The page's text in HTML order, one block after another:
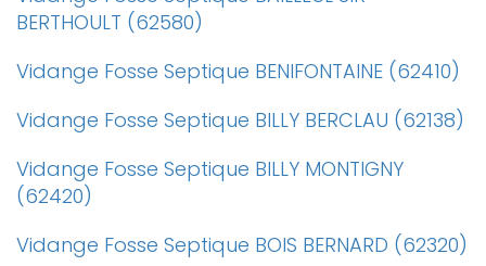
BERTHOULT (62580)
Vidange Fosse Septique BENIFONTAINE (62410)
Vidange Fosse Septique BILLY BERCLAU (62138)
Vidange Fosse Septique BILLY MONTIGNY
(62420)
Vidange Fosse Septique BOIS BERNARD (62320)